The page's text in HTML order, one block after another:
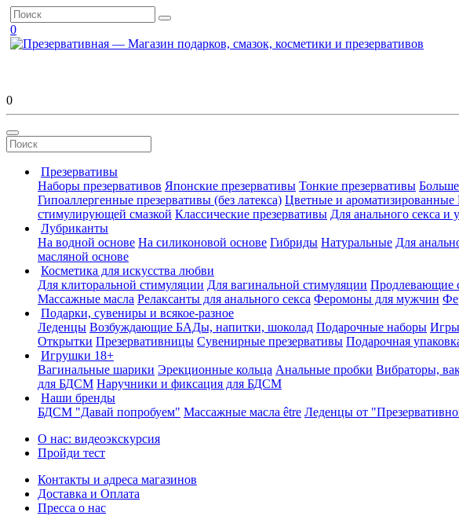
0
0
Презервативы
Наборы презервативов Японские презервативы Тонкие презервативы Больше
Гипоаллергенные презервативы (без латекса) Цветные и ароматизированные
стимулирующей смазкой Классические презервативы Для анального секса и
Лубриканты
На водной основе На силиконовой основе Гибриды Натуральные Для
масляной основе
Косметика для искусства любви
Для клиторальной стимуляции Для вагинальной стимуляции Продлевающие
Массажные масла Релаксанты для анального секса Феромоны для мужчин
Подарки, сувениры и всякое-разное
Леденцы Возбуждающие БАДы, напитки, шоколад Подарочные наборы Игры
Открытки Презервативницы Сувенирные презервативы Подарочная
Игрушки 18+
Вагинальные шарики Эрекционные кольца Анальные пробки Вибраторы,
для БДСМ Наручники и фиксация для БДСМ
Наши бренды
БДСМ "Давай попробуем" Массажные масла être Леденцы от
О нас: видеоэкскурсия
Пройди тест
Контакты и адреса магазинов
Доставка и Оплата
Пресса о нас